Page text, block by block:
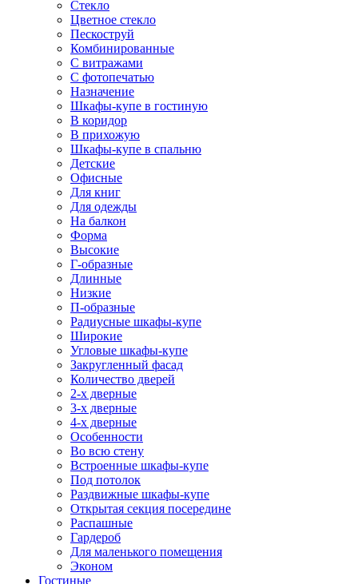
Стекло
Цветное стекло
Пескоструй
Комбинированные
С витражами
С фотопечатью
Назначение
Шкафы-купе в гостиную
В коридор
В прихожую
Шкафы-купе в спальню
Детские
Офисные
Для книг
Для одежды
На балкон
Форма
Высокие
Г-образные
Длинные
Низкие
П-образные
Радиусные шкафы-купе
Широкие
Угловые шкафы-купе
Закругленный фасад
Количество дверей
2-х дверные
3-х дверные
4-х дверные
Особенности
Во всю стену
Встроенные шкафы-купе
Под потолок
Раздвижные шкафы-купе
Открытая секция посередине
Распашные
Гардероб
Для маленького помещения
Эконом
Гостиные